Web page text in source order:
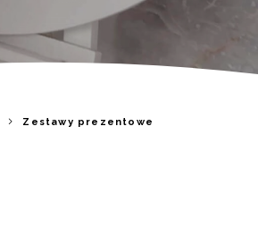
Zestawy prezentowe